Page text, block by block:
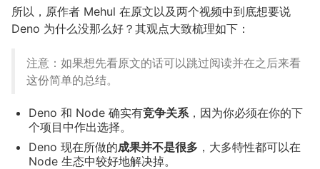
所以，原作者 Mehul 在原文以及两个视频中到底想要说
Deno 为什么没那么好？其观点大致梳理如下：
注意：如果想先看原文的话可以跳过阅读并在之后来看
这份简单的总结。
Deno 和 Node 确实有竞争关系，因为你必须在你的下
个项目中作出选择。
Deno 现在所做的成果并不是很多 ，大多特性都可以在
Node 生态中较好地解决掉。